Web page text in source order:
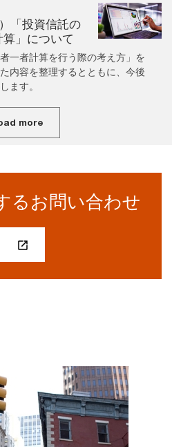
「投資信託の
」について
一者計算を行う際の考え方」を
内容を整理するとともに、今後
ます。
more
るお問い合わせ